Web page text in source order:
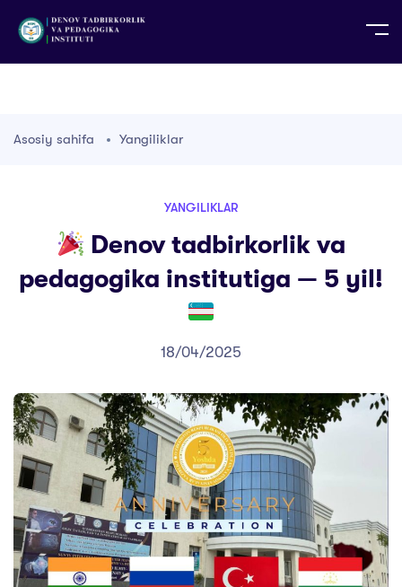
TG TR
Asosiy sahifa Yangiliklar
YANGILIKLAR
Denov tadbirkorlik va
pedagogika institutiga — 5 yil!
18/04/2025